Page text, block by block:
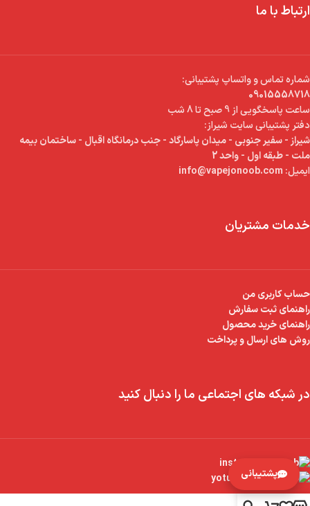
ارتباط با ما
شماره تماس و واتساپ پشتیبانی:
09015558718
ساعت پاسخگویی از 9 صبح تا 8 شب
دفتر پشتیبانی سایت شیراز:
شیراز - سفیر جنوبی - میدان پاسارگاد - جنب درمانگاه اقبال - ساختمان بیمه
ملت - طبقه اول - واحد 2
ایمیل:
خدمات مشتریان
حساب کاربری من
راهنمای ثبت سفارش
راهنمای خرید محصول
روش های ارسال و پرداخت
در شبکه های اجتماعی ما را دنبال کنید
پشتیبانی